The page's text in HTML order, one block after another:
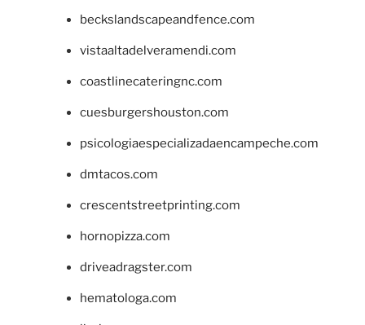
beckslandscapeandfence.com
vistaaltadelveramendi.com
coastlinecateringnc.com
cuesburgershouston.com
psicologiaespecializadaencampeche.com
dmtacos.com
crescentstreetprinting.com
hornopizza.com
driveadragster.com
hematologa.com